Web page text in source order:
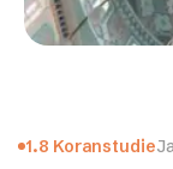
1.8 Koranstudie